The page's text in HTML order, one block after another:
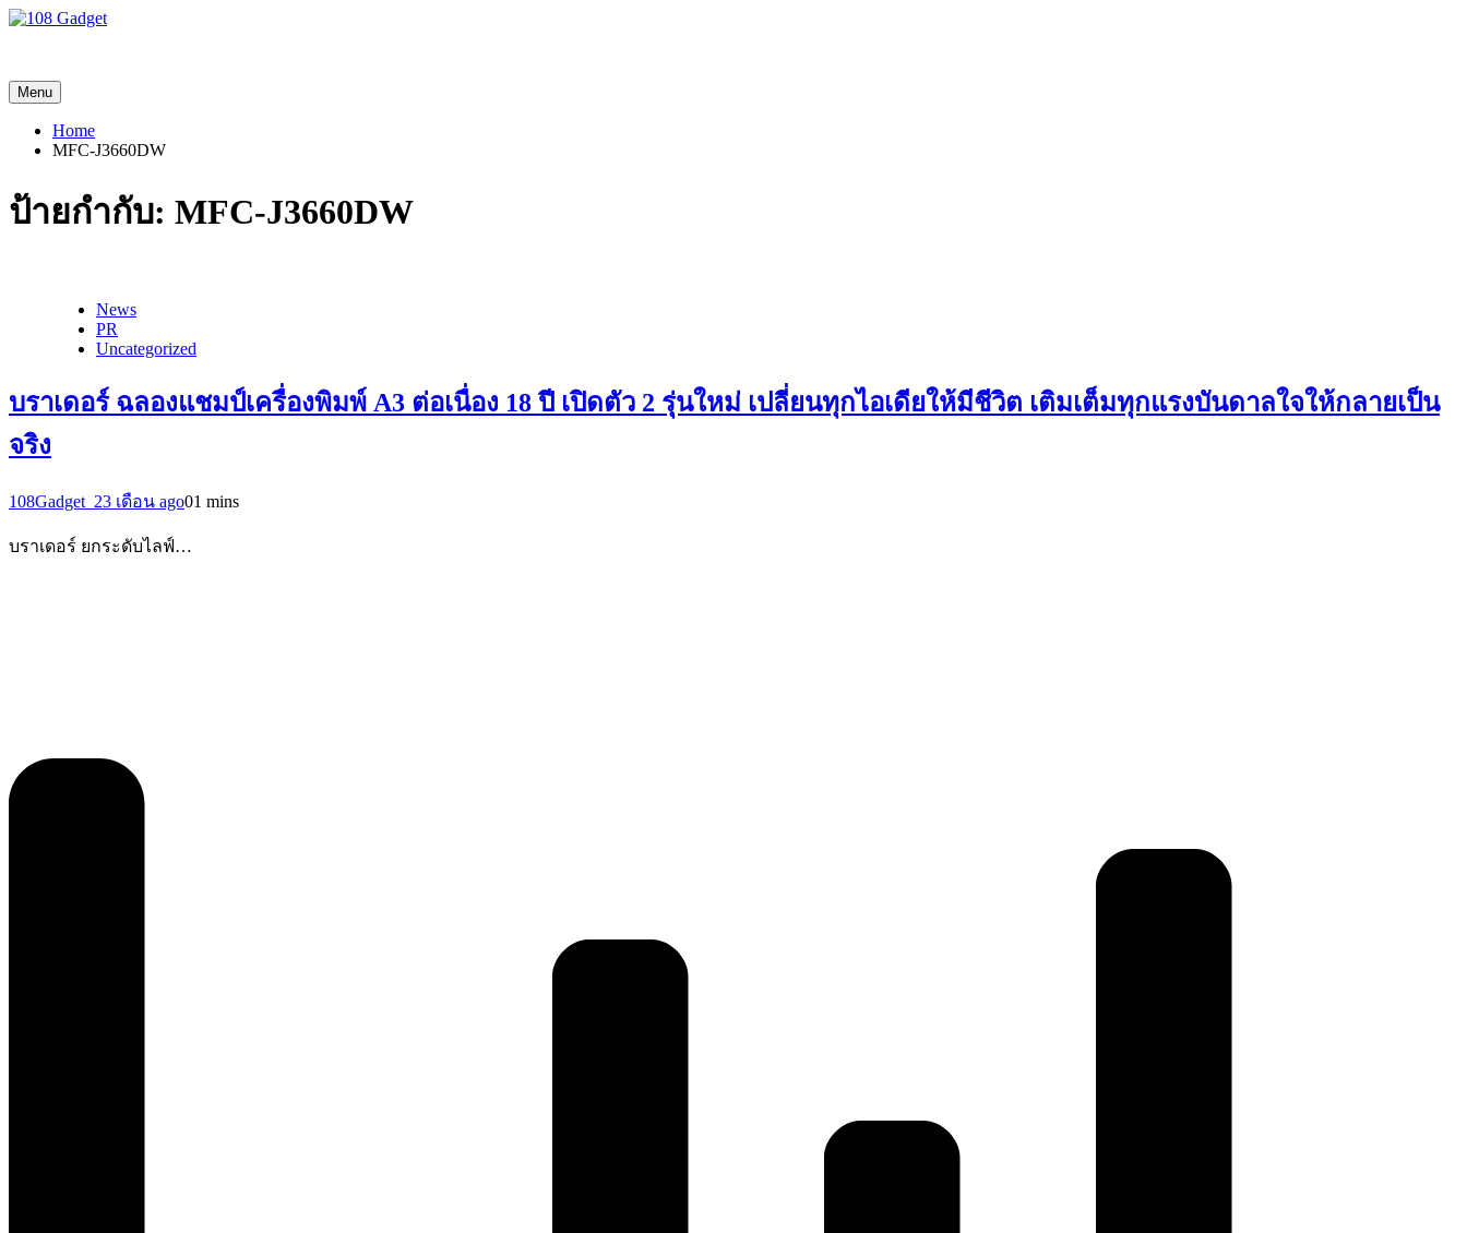
Menu
Home
MFC-J3660DW
ป้ายกำกับ: MFC-J3660DW
News
PR
Uncategorized
บราเดอร์ ฉลองแชมป์เครื่องพิมพ์ A3 ต่อเนื่อง 18 ปี เปิดตัว 2 รุ่นใหม่ เปลี่ยนทุกไอเดียให้มีชีวิต เติมเต็มทุกแรงบันดาลใจให้กลายเป็น
จริง
108Gadget_23 เดือน ago01 mins
บราเดอร์ ยกระดับไลฟ์…